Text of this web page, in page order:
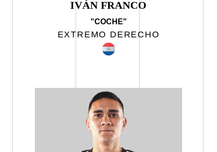
IVÁN FRANCO
"COCHE"
EXTREMO DERECHO